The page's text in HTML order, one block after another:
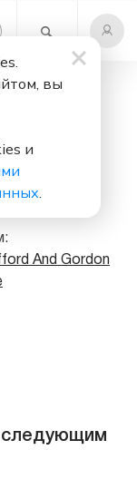
And Gordon
следующим
вы
и
.